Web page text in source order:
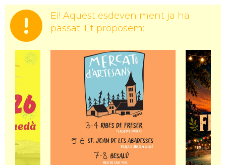
Ei! Aquest esdeveniment ja ha
passat. Et proposem: